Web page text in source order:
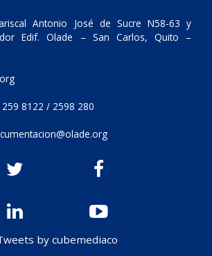
Antonio José de Sucre N58-63 y
Edif. Olade – San Carlos, Quito –
8122 / 2598 280
by cubemediaco